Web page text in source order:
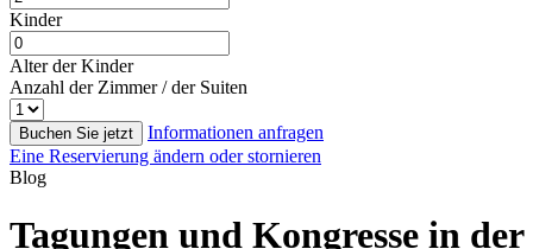
Kinder
Alter der Kinder
Anzahl der Zimmer / der Suiten
Buchen Sie jetzt
Informationen anfragen
Eine Reservierung ändern oder stornieren
Blog
Tagungen und Kongresse in der